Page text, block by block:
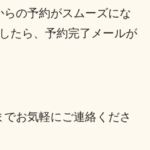
の予約がスムーズにな
たら、予約完了メールが
お気軽にご連絡くださ